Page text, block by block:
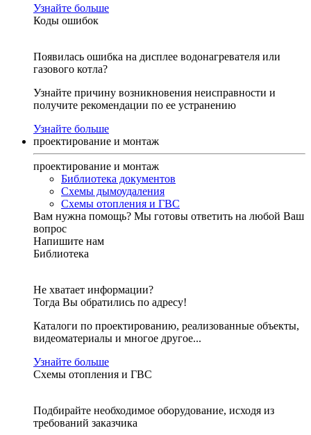
Узнайте больше
Коды ошибок
Появилась ошибка на дисплее водонагревателя или
газового котла?
Узнайте причину возникновения неисправности и
получите рекомендации по ее устранению
Узнайте больше
проектирование и монтаж
проектирование и монтаж
Библиотека документов
Схемы дымоудаления
Схемы отопления и ГВС
Вам нужна помощь? Мы готовы ответить на любой Ваш
вопрос
Напишите нам
Библиотека
Не хватает информации?
Тогда Вы обратились по адресу!
Каталоги по проектированию, реализованные объекты,
видеоматериалы и многое другое...
Узнайте больше
Схемы отопления и ГВС
Подбирайте необходимое оборудование, исходя из
требований заказчика